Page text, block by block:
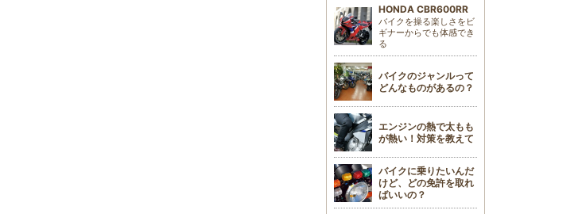
HONDA CBR600RR
バイクを操る楽しさをビ
ギナーからでも体感でき
る
バイクのジャンルって
どんなものがあるの？
エンジンの熱で太もも
が熱い！対策を教えて
バイクに乗りたいんだ
けど、どの免許を取れ
ばいいの？